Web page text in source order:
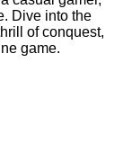
Dive into the
of conquest,
game.